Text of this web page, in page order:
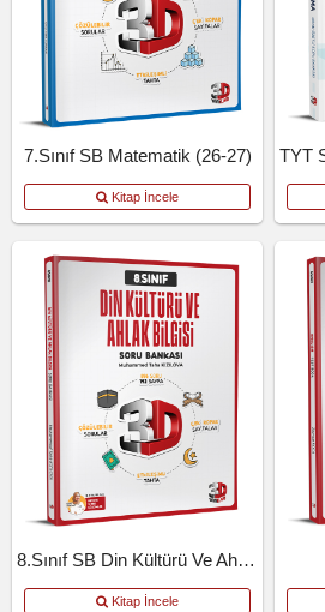
7.Sınıf SB Matematik (26-27)
Kitap İncele
8.Sınıf SB Din Kültürü Ve Ahlak Bilgisi
Kitap İncele